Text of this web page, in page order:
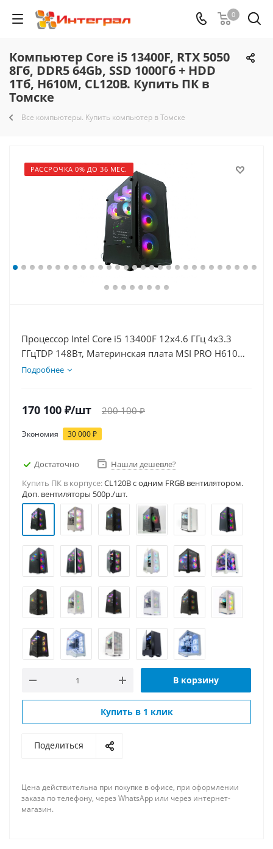
0
Компьютер Core i5 13400F, RTX 5050
8Гб, DDR5 64Gb, SSD 1000Гб + HDD
1Тб, H610M, CL120B. Купить ПК в
Томске
Все компьютеры. Купить компьютер в Томске
РАССРОЧКА 0% ДО 36 МЕС.
Процессор Intel Core i5 13400F 12x4.6 ГГц 4x3.3
ГГцTDP 148Вт, Материнская плата MSI PRO H610M-
E D5, Видеокарта RTX 5050 8Гб, Память
Подробнее
170 100 ₽/шт 200 100₽
Экономия 30 000₽
Достаточно
Нашли дешевле?
Купить ПК в корпусе:CL120B c одним FRGB вентилятором.
Доп. вентиляторы 500р./шт.
В корзину
Купить в 1 клик
Поделиться
Цена действительна при покупке в офисе, при оформлении
заказа по телефону, через WhatsApp или через интернет-
магазин.